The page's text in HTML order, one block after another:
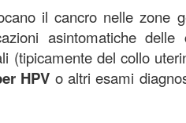
il cancro nelle zone
asintomatiche
(tipicamente del collo
HPV o altri esami